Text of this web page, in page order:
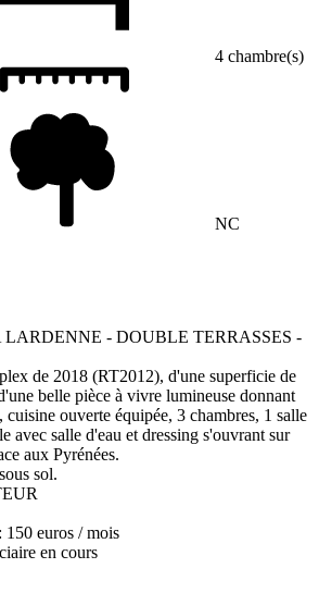
4 chambre(s)
NC
- DOUBLE TERRASSES -
de 2018 (RT2012), d'une superficie de
belle pièce à vivre lumineuse donnant
cuisine ouverte équipée, 3 chambres, 1 salle
avec salle d'eau et dressing s'ouvrant sur
aux Pyrénées.
sol.
150 euros / mois
en cours